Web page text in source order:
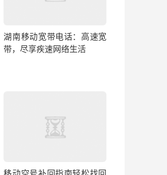
湖南移动宽带电话：高速宽
带，尽享疾速网络生活
移动空号补回指南轻松找回